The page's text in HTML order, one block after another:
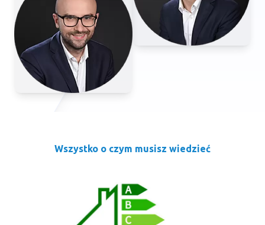
Wszystko o czym musisz wiedzieć